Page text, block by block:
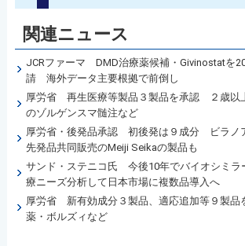
関連ニュース
JCRファーマ DMD治療薬候補・Givinostatを
請 海外データ主要根拠で前倒し
厚労省 再生医療等製品３製品を承認 ２歳以
のゾルゲンスマ髄注など
厚労省・後発品承認 初後発は９成分 ビラノ
先発品共同販売のMeiji Seikaの製品も
サンド・ステニコ氏 今後10年でバイオシミ
療ニーズ分析して日本市場に複数品導入へ
厚労省 新有効成分３製品、適応追加等９製
薬・ボルズィなど